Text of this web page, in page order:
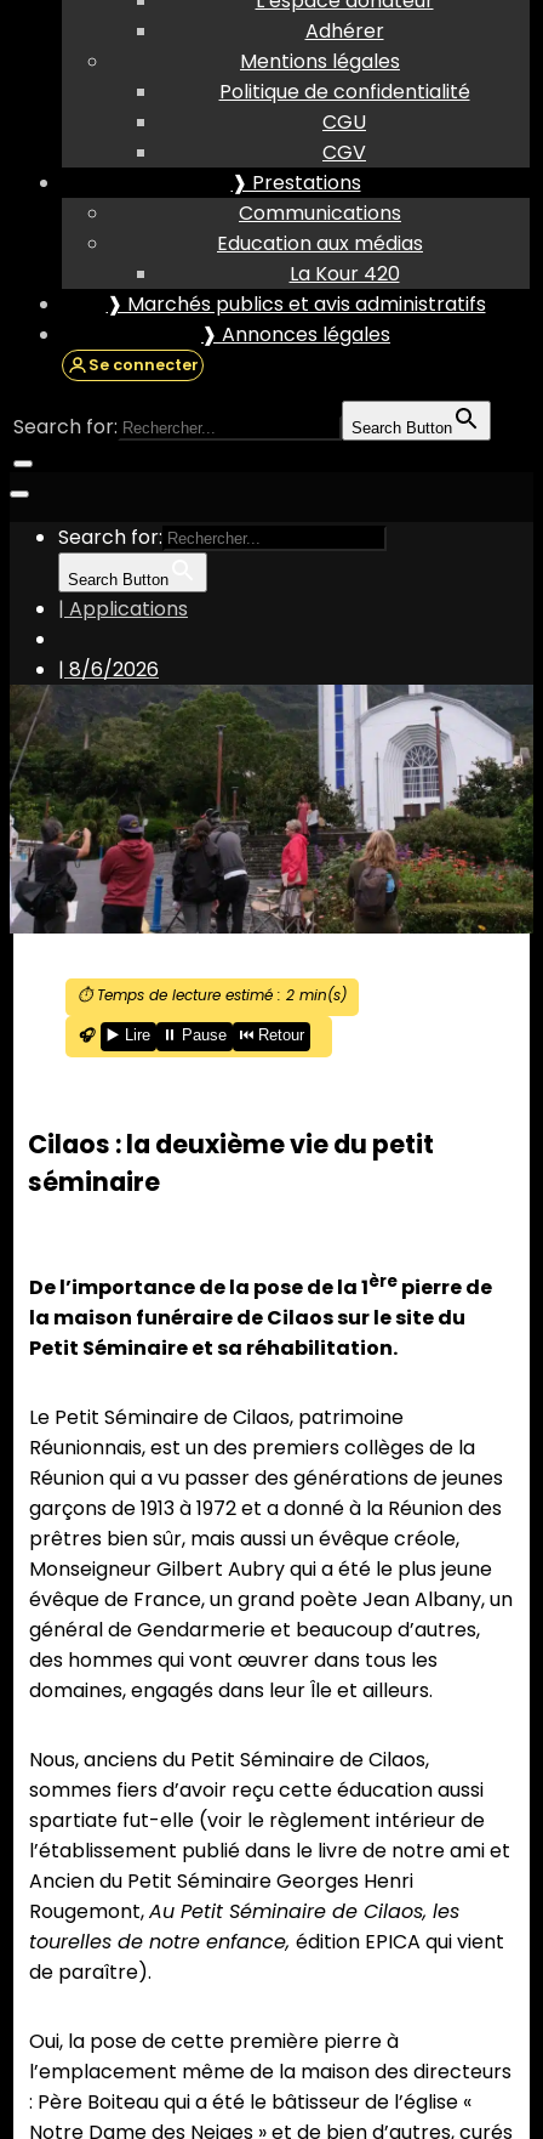
Adhérer
Mentions légales
Politique de confidentialité
CGU
CGV
❱ Prestations
Communications
Education aux médias
La Kour 420
❱ Marchés publics et avis administratifs
❱ Annonces légales
Se connecter
Search for: Search Button
Search for:
Search Button
| Applications
| 8/6/2026
⏱️ Temps de lecture estimé : 2min(s)
🎧
▶️ Lire ⏸️ Pause ⏮️ Retour
Cilaos : la deuxième vie du petit
séminaire
De l’importance de la pose de la 1ère pierre de
la maison funéraire de Cilaos sur le site du
Petit Séminaire et sa réhabilitation.
Le Petit Séminaire de Cilaos, patrimoine
Réunionnais, est un des premiers collèges de la
Réunion qui a vu passer des générations de jeunes
garçons de 1913 à 1972 et a donné à la Réunion des
prêtres bien sûr, mais aussi un évêque créole,
Monseigneur Gilbert Aubry qui a été le plus jeune
évêque de France, un grand poète Jean Albany, un
général de Gendarmerie et beaucoup d’autres,
des hommes qui vont œuvrer dans tous les
domaines, engagés dans leur Île et ailleurs.
Nous, anciens du Petit Séminaire de Cilaos,
sommes fiers d’avoir reçu cette éducation aussi
spartiate fut-elle (voir le règlement intérieur de
l’établissement publié dans le livre de notre ami et
Ancien du Petit Séminaire Georges Henri
Rougemont,Au Petit Séminaire de Cilaos, les
tourelles de notre enfance, édition EPICA qui vient
de paraître).
Oui, la pose de cette première pierre à
l’emplacement même de la maison des directeurs
: Père Boiteau qui a été le bâtisseur de l’église «
Notre Dame des Neiges » et de bien d’autres, curés